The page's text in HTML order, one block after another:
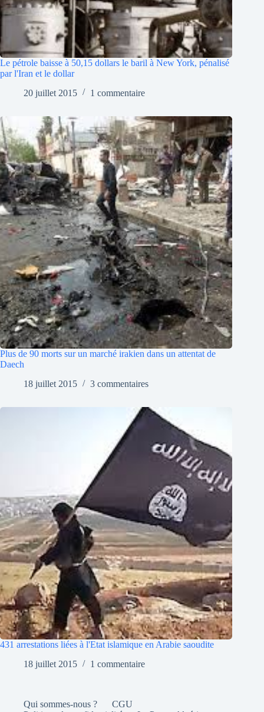
Le pétrole baisse à 50,15 dollars le baril à New York, pénalisé
par l'Iran et le dollar
20 juillet 2015
1 commentaire
Plus de 90 morts sur un marché irakien dans un attentat de
Daech
18 juillet 2015
3 commentaires
431 arrestations liées à l'Etat islamique en Arabie saoudite
18 juillet 2015
1 commentaire
Qui sommes-nous ?
CGU